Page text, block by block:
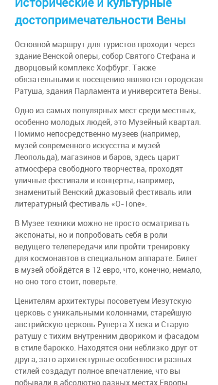
достопримечательности Вены
Основной маршрут для туристов проходит через
здание Венской оперы, собор Святого Стефана и
дворцовый комплекс Хофбург. Также
обязательными к посещению являются городская
Ратуша, здания Парламента и университета Вены.
Одно из самых популярных мест среди местных,
особенно молодых людей, это Музейный квартал.
Помимо непосредственно музеев (например,
музей современного искусства и музей
Леопольда), магазинов и баров, здесь царит
атмосфера свободного творчества, проходят
уличные фестивали и концерты, например,
знаменитый Венский джазовый фестиваль или
литературный фестиваль «O-Töne».
В Музее техники можно не просто осматривать
экспонаты, но и попробовать себя в роли
ведущего телепередачи или пройти тренировку
для космонавтов в специальном аппарате. Билет
в музей обойдётся в 12 евро, что, конечно, немало,
но оно того стоит, поверьте.
Ценителям архитектуры посоветуем Иезутскую
церковь с уникальными колоннами, старейшую
австрийскую церковь Руперта Х века и Старую
ратушу с тихим внутренним двориком и фасадом
в стиле барокко. Находятся они неблизко друг от
друга, зато архитектурные особенности разных
стилей создадут полное впечатление, что вы
побывали в абсолютно разных местах Европы.